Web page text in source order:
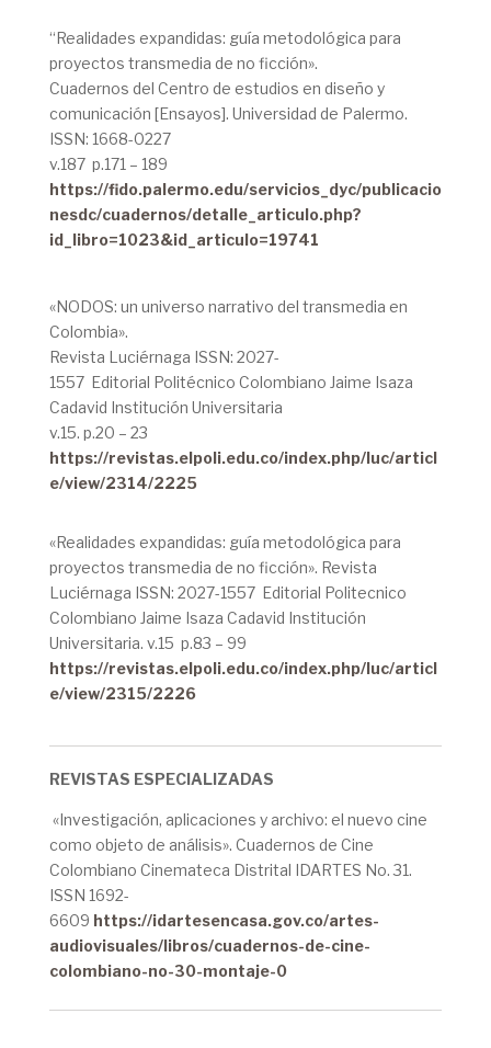
“Realidades expandidas: guía metodológica para
proyectos transmedia de no ficción».
Cuadernos del Centro de estudios en diseño y
comunicación [Ensayos]. Universidad de Palermo.
ISSN: 1668-0227
v.187 p.171 – 189
https://fido.palermo.edu/servicios_dyc/publicacio
nesdc/cuadernos/detalle_articulo.php?
id_libro=1023&id_articulo=19741
«NODOS: un universo narrativo del transmedia en
Colombia».
Revista Luciérnaga ISSN: 2027-
1557 Editorial Politécnico Colombiano Jaime Isaza
Cadavid Institución Universitaria
v.15. p.20 – 23
https://revistas.elpoli.edu.co/index.php/luc/articl
e/view/2314/2225
«Realidades expandidas: guía metodológica para
proyectos transmedia de no ficción». Revista
Luciérnaga ISSN: 2027-1557 Editorial Politecnico
Colombiano Jaime Isaza Cadavid Institución
Universitaria. v.15 p.83 – 99
https://revistas.elpoli.edu.co/index.php/luc/articl
e/view/2315/2226
REVISTAS ESPECIALIZADAS
«Investigación, aplicaciones y archivo: el nuevo cine
como objeto de análisis». Cuadernos de Cine
Colombiano Cinemateca Distrital IDARTES No. 31.
ISSN 1692-
6609 https://idartesencasa.gov.co/artes-
audiovisuales/libros/cuadernos-de-cine-
colombiano-no-30-montaje-0